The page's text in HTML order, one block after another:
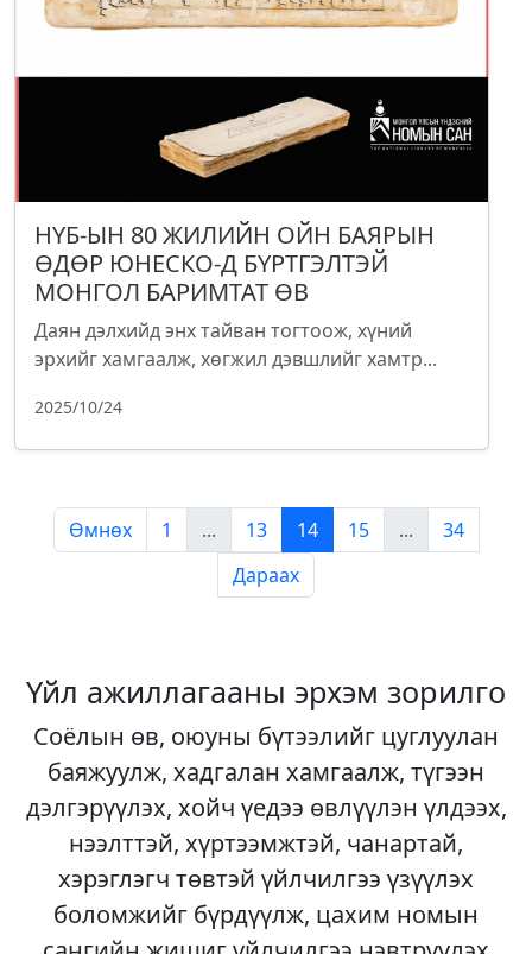
НҮБ-ЫН 80 ЖИЛИЙН ОЙН БАЯРЫН
ӨДӨР ЮНЕСКО-Д БҮРТГЭЛТЭЙ
МОНГОЛ БАРИМТАТ ӨВ
Даян дэлхийд энх тайван тогтоож, хүний
эрхийг хамгаалж, хөгжил дэвшлийг хамтр...
2025/10/24
Өмнөх 1 ... 13 14 15 ...
34
Дараах
Үйл ажиллагааны эрхэм зорилго
Соёлын өв, оюуны бүтээлийг цуглуулан
баяжуулж, хадгалан хамгаалж, түгээн
дэлгэрүүлэх, хойч үедээ өвлүүлэн үлдээх,
нээлттэй, хүртээмжтэй, чанартай,
хэрэглэгч төвтэй үйлчилгээ үзүүлэх
боломжийг бүрдүүлж, цахим номын